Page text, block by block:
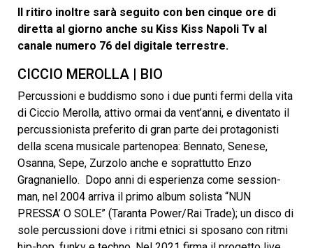
Il ritiro inoltre sarà seguito con ben cinque ore di
diretta al giorno anche su Kiss Kiss Napoli Tv al
canale numero 76 del digitale terrestre.
CICCIO MEROLLA | BIO
Percussioni e buddismo sono i due punti fermi della vita
di Ciccio Merolla, attivo ormai da vent’anni, e diventato il
percussionista preferito di gran parte dei protagonisti
della scena musicale partenopea: Bennato, Senese,
Osanna, Sepe, Zurzolo anche e soprattutto Enzo
Gragnaniello. Dopo anni di esperienza come session-
man, nel 2004 arriva il primo album solista “NUN
PRESSA’ O SOLE” (Taranta Power/Rai Trade); un disco di
sole percussioni dove i ritmi etnici si sposano con ritmi